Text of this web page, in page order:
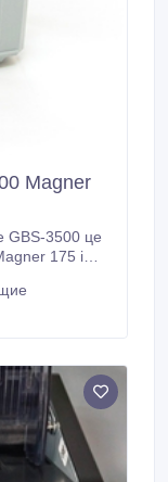
Magner
GBS-3500 це
175 і
для
по всій